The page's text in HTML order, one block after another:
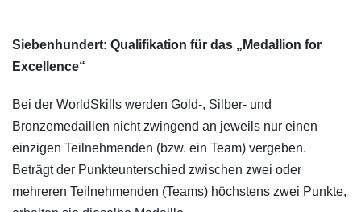
Siebenhundert: Qualifikation für das „Medallion for
Excellence“
Bei der WorldSkills werden Gold-, Silber- und
Bronzemedaillen nicht zwingend an jeweils nur einen
einzigen Teilnehmenden (bzw. ein Team) vergeben.
Beträgt der Punkteunterschied zwischen zwei oder
mehreren Teilnehmenden (Teams) höchstens zwei Punkte,